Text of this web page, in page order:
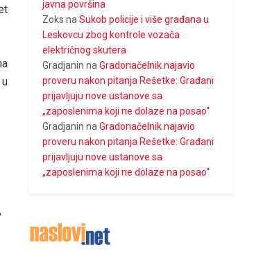
javna površina
Zoks naSukob policije i više građana u
Leskovcu zbog kontrole vozača
električnog skutera
Gradjanin naGradonačelnik najavio
proveru nakon pitanja Rešetke: Građani
prijavljuju nove ustanove sa
„zaposlenima koji ne dolaze na posao“
Gradjanin naGradonačelnik najavio
proveru nakon pitanja Rešetke: Građani
prijavljuju nove ustanove sa
„zaposlenima koji ne dolaze na posao“